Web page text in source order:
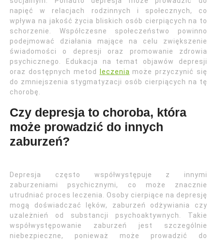
napięć w relacjach rodzinnych i społecznych, co
wpływa na jakość życia bliskich osób cierpiących na to
schorzenie. Współczesne społeczeństwo powinno
podejmować działania mające na celu zwiększenie
świadomości o depresji oraz promowanie zdrowia
psychicznego. Edukacja na temat objawów depresji
oraz dostępnych metod
leczenia może przyczynić się
do zmniejszenia stygmatyzacji osób cierpiących na tę
chorobę.
Czy depresja to choroba, która
może prowadzić do innych
zaburzeń?
Depresja często współwystępuje z innymi
zaburzeniami psychicznymi, co może znacznie
utrudniać proces leczenia. Osoby cierpiące na depresję
mogą doświadczać lęków, zaburzeń odżywiania czy
uzależnień od substancji psychoaktywnych. Takie
współwystępowanie zaburzeń jest szczególnie
niebezpieczne, ponieważ może prowadzić do